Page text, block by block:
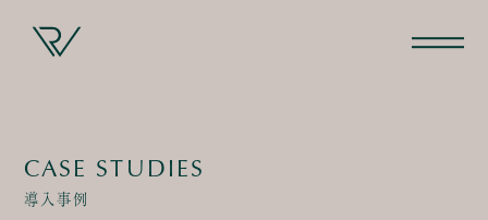
CASE STUDIES
導入事例